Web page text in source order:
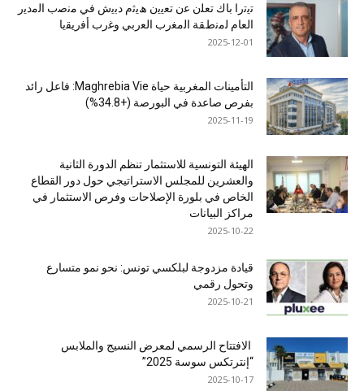
ﺗﯾﺗرا ﺑﺎك ﺗﻌﻠن ﻋن ﺗﻌﯾﯾن ھﯾﺛم دﺑﯾش ﻓﻲ ﻣﻧﺻب اﻟﻣدﯾر
اﻟﻌﺎم ﻟﻣﻧطﻘﺔ اﻟﻣﻐرب اﻟﻌرﺑﻲ وﻏرب أﻓرﯾﻘﯾﺎ
2025-12-01
التأمينات المغربية حياة Maghrebia Vie: فاعل رائد
بفرص صاعدة في البورصة (+34.8%)
2025-11-19
الهيئة التونسية للاستثمار تنظم الدورة الثانية
والعشرين للمجلس الاستراتيجي حول دور القطاع
الخاص في بلورة الإصلاحات وفرص الاستثمار في
مراكز البيانات
2025-10-22
قيادة مزدوجة لبلكسي تونس: نحو نمو متسارع
وتحول رقمي
2025-10-21
الافتتاح الرسمي لمعرض النسيج والملابس
“إنترتكس سوسة 2025”
2025-10-17